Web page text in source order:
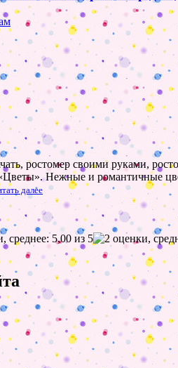
ростомер своими руками,
Нежные и романтичные
далее